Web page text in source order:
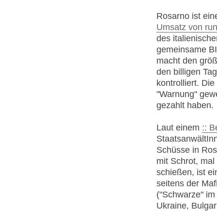
Rosarno ist
Umsatz von
des
gemeinsame
macht den
den billigen
kontrolliert.
"Warnung"
gezahlt haben.
Laut einem ::
Schüsse in
mit Schrot,
schießen, ist
seitens der
("Schwarze"
Ukraine,